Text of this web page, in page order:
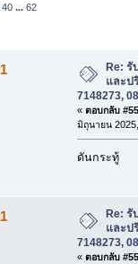
40 ...62
2547. (อ่าน 162591
Re:
และป
7148273,
« ตอบกลับ
มิถุนายน
ดันกระทู้
Re:
และป
7148273,
« ตอบกลับ